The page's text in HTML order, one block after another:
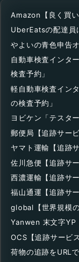
Amazon【良く買い
UberEatsの配達員
やよいの青色申告
自動車検査インタ
検査予約」
軽自動車検査イン
の検査予約」
ヨビケン「テスター
郵便局【追跡サービ
ヤマト運輸【追跡
佐川急便【追跡サー
西濃運輸【追跡サー
福山通運【追跡サー
global【世界規模
Yanwen 末文字YP
OCS【追跡サービス
荷物の追跡をURL